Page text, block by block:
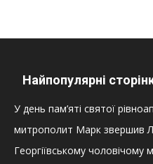
Найпопулярні
У день пам’яті святої
митрополит Марк звершив
Георгіївському чоловічому